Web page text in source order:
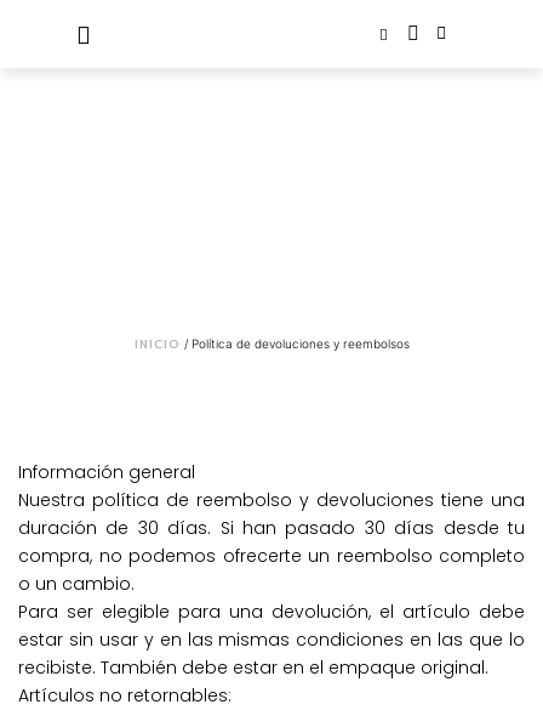
INICIO / Política de devoluciones y reembolsos
Información general
Nuestra política de reembolso y devoluciones tiene una
duración de 30 días. Si han pasado 30 días desde tu
compra, no podemos ofrecerte un reembolso completo
o un cambio.
Para ser elegible para una devolución, el artículo debe
estar sin usar y en las mismas condiciones en las que lo
recibiste. También debe estar en el empaque original.
Artículos no retornables: